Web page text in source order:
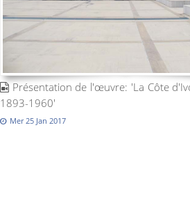
Présentation de l'œuvre: 'La Côte
1893-1960'
Mer 25 Jan 2017